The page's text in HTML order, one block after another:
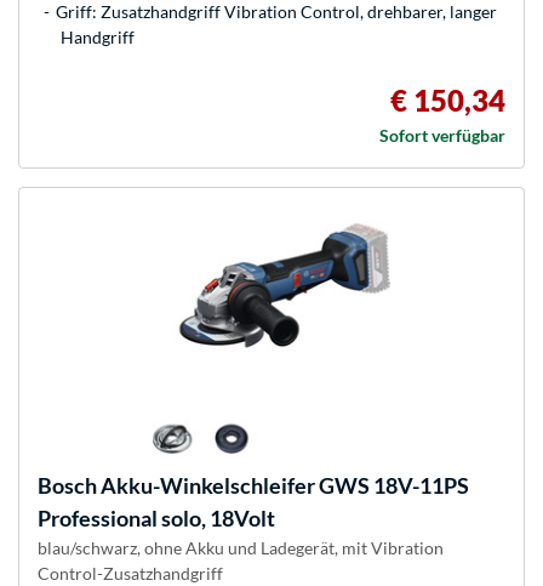
Griff: Zusatzhandgriff Vibration Control, drehbarer, langer
Handgriff
€ 150,34
Sofort verfügbar
BoschAkku-Winkelschleifer GWS 18V-11PS
Professional solo, 18Volt
blau/schwarz, ohne Akku und Ladegerät, mit Vibration
Control-Zusatzhandgriff